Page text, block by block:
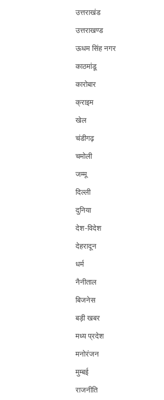
उत्तराखंड
उत्तराखण्ड
ऊधम सिंह नगर
काठमांडू
कारोबार
क्राइम
खेल
चंडीगढ़
चमोली
जम्मू
दिल्ली
दुनिया
देश-विदेश
देहरादून
धर्म
नैनीताल
बिजनेस
बड़ी खबर
मध्य प्रदेश
मनोरंजन
मुम्बई
राजनीति